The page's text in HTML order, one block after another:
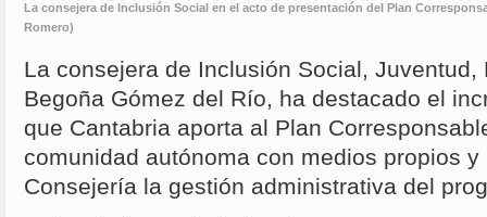
La consejera de Inclusión Social en el acto de presentación del Plan
Romero)
La consejera de Inclusión Social,
Begoña Gómez del Río, ha destacado el
que Cantabria aporta al Plan
comunidad autónoma con medios propios
Consejería la gestión administrativa del